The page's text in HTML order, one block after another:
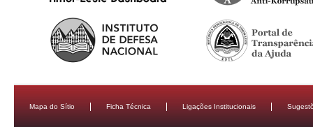
Mapa do Sítio Ficha Técnica Ligações Institucionais